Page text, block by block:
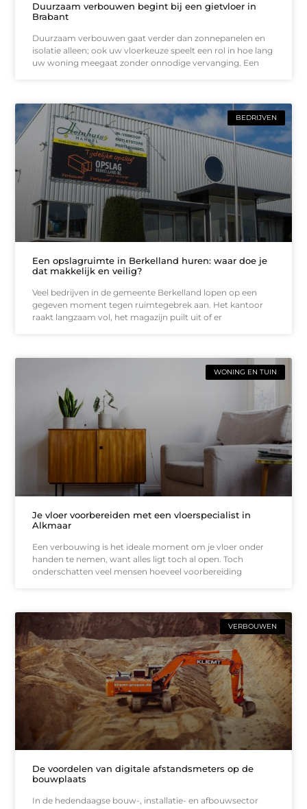
Duurzaam verbouwen begint bij een gietvloer in
Brabant
Duurzaam verbouwen gaat verder dan zonnepanelen en
isolatie alleen; ook uw vloerkeuze speelt een rol in hoe lang
uw woning meegaat zonder onnodige vervanging. Een
BEDRIJVEN
Een opslagruimte in Berkelland huren: waar doe je
dat makkelijk en veilig?
Veel bedrijven in de gemeente Berkelland lopen op een
gegeven moment tegen ruimtegebrek aan. Het kantoor
raakt langzaam vol, het magazijn puilt uit of er
WONING EN TUIN
Je vloer voorbereiden met een vloerspecialist in
Alkmaar
Een verbouwing is het ideale moment om je vloer onder
handen te nemen, want alles ligt toch al open. Toch
onderschatten veel mensen hoeveel voorbereiding
VERBOUWEN
De voordelen van digitale afstandsmeters op de
bouwplaats
In de hedendaagse bouw-, installatie- en afbouwsector